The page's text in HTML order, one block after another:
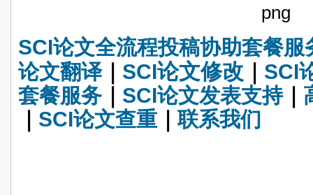
SCI论文全流程投稿协助套餐服
论文翻译｜ SCI论文修改
SCI
套餐服务｜ SCI论文发表支持｜
SCI论文查重 ｜联系我们